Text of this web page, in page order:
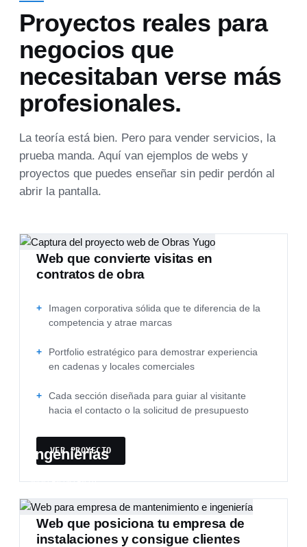
Proyectos reales para
negocios que
necesitaban verse más
profesionales.
La teoría está bien. Pero para vender servicios, la
prueba manda. Aquí van ejemplos de webs y
proyectos que puedes enseñar sin pedir perdón al
abrir la pantalla.
Constructoras
Web que convierte visitas en
contratos de obra
Imagen corporativa sólida que te diferencia de la
competencia y atrae marcas
Portfolio estratégico para demostrar experiencia
en cadenas y locales comerciales
Cada sección diseñada para guiar al visitante
hacia el contacto o la solicitud de presupuesto
VER PROYECTO
Ingenierías
MANTENIMIENTO…
Web que posiciona tu empresa de
instalaciones y consigue clientes